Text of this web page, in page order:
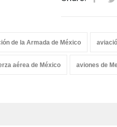
de la Armada de México
aérea de México aviones de